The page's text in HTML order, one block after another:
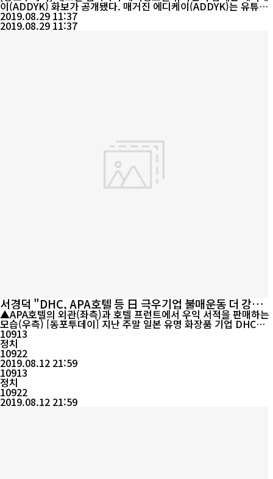
이(ADDYK) 화보가 공개됐다. 매거진 에디케이(ADDYK)는 유튜브
채널 프로그램 ‘차있슈’(네바퀴미디어(주) 제작,대표 이성익)의 MC
김기욱와 레이싱모델 유다연의 화보를 8월 29일 공개했다. 채널 개
2019.08.29 11:37
2019.08.29 11:37
서경덕 "DHC, APA호텔 등 日 극우기업 불매운동 더 강화해
야"
▲APA호텔의 외관(좌측)과 호텔 프런트에서 우익 서적을 판매하는
모습(우측) [동포투데이] 지난 주말 일본 유명 화장품 기업 DHC가
'DHC텔레비전'을 통해 혐한 발언을 내뱉어 큰 논란이 된 가운데 성
신여대 서경덕 교수가 "일본 극우기업의 불매운동을 더 강화하
자"고 12일 밝혔다. 이번 사태는 방송을 통해 한국의 불매운동을 비
아냥...
10913
정치
10922
2019.08.12 21:59
10913
정치
10922
2019.08.12 21:59